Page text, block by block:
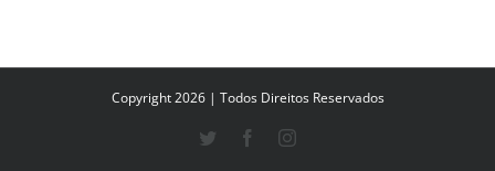
Copyright 2026 | Todos Direitos Reservados
Twitter FacebookInstagram